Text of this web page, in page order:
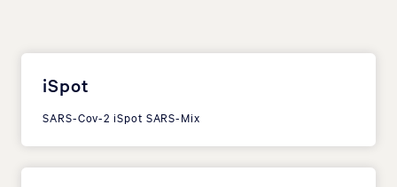
iSpot
SARS-Cov-2 iSpot SARS-Mix